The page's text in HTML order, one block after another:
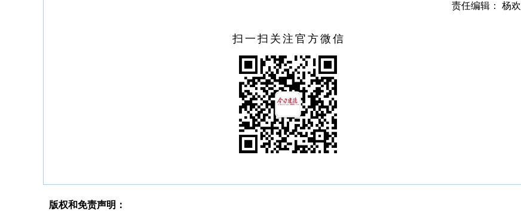
责任编辑： 杨欢
扫一扫关注官方微信
版权和免责声明：